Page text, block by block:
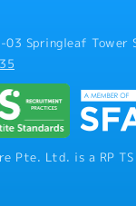
03 Springleaf Tower
Pte. Ltd. is a RP